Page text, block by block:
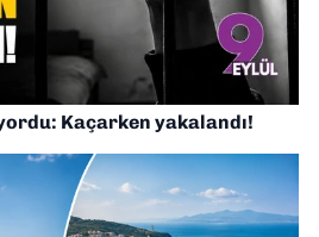
Kaçarken yakalandı!